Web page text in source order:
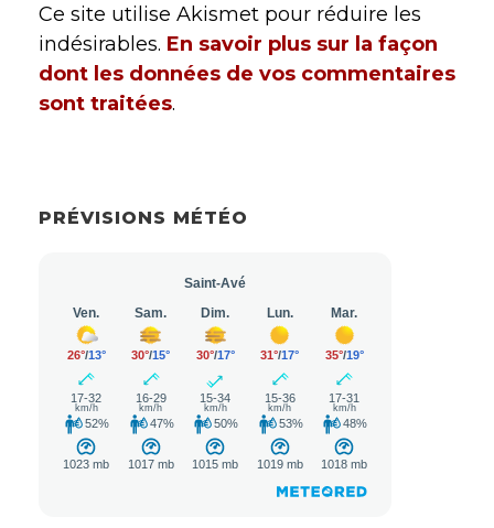
Ce site utilise Akismet pour réduire les
indésirables. En savoir plus sur la façon
dont les données de vos commentaires
sont traitées.
PRÉVISIONS MÉTÉO